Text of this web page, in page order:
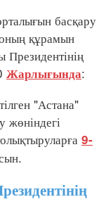
басқару
құрамын
Президентінің
Жарлығында:
"Астана"
9-